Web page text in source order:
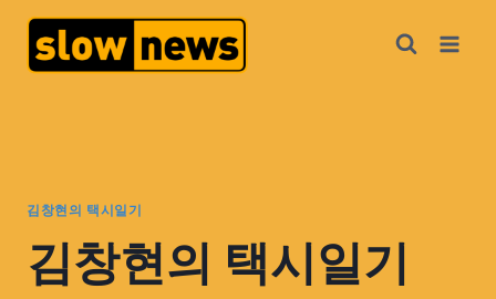
김창현의 택시일기
김창현의 택시일기